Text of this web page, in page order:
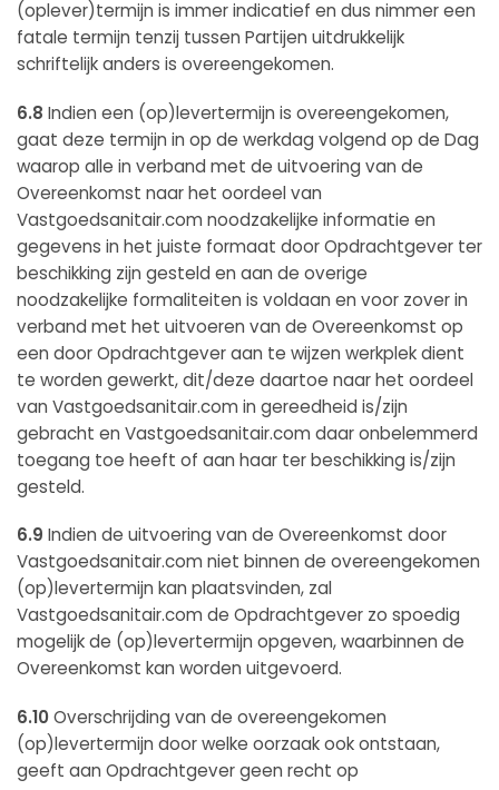
(oplever)termijn is immer indicatief en dus nimmer een
fatale termijn tenzij tussen Partijen uitdrukkelijk
schriftelijk anders is overeengekomen.
6.8 Indien een (op)levertermijn is overeengekomen,
gaat deze termijn in op de werkdag volgend op de Dag
waarop alle in verband met de uitvoering van de
Overeenkomst naar het oordeel van
Vastgoedsanitair.com noodzakelijke informatie en
gegevens in het juiste formaat door Opdrachtgever ter
beschikking zijn gesteld en aan de overige
noodzakelijke formaliteiten is voldaan en voor zover in
verband met het uitvoeren van de Overeenkomst op
een door Opdrachtgever aan te wijzen werkplek dient
te worden gewerkt, dit/deze daartoe naar het oordeel
van Vastgoedsanitair.com in gereedheid is/zijn
gebracht en Vastgoedsanitair.com daar onbelemmerd
toegang toe heeft of aan haar ter beschikking is/zijn
gesteld.
6.9 Indien de uitvoering van de Overeenkomst door
Vastgoedsanitair.com niet binnen de overeengekomen
(op)levertermijn kan plaatsvinden, zal
Vastgoedsanitair.com de Opdrachtgever zo spoedig
mogelijk de (op)levertermijn opgeven, waarbinnen de
Overeenkomst kan worden uitgevoerd.
6.10Overschrijding van de overeengekomen
(op)levertermijn door welke oorzaak ook ontstaan,
geeft aan Opdrachtgever geen recht op